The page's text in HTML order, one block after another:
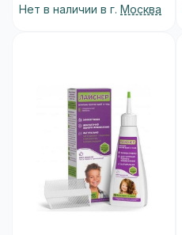
Нет в наличии в г. Москва